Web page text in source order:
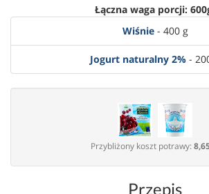
Łączna waga porcji:
Wiśnie- 400 g
Jogurt naturalny 2% -
Przybliżony koszt potrawy:
Przepis